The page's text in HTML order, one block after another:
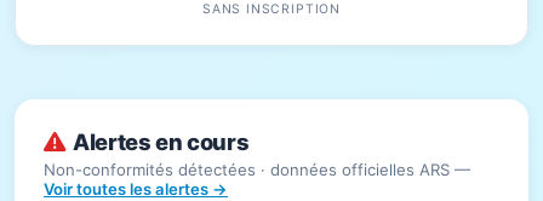
SANS INSCRIPTION
Alertes en cours
Non-conformités détectées · données officielles ARS —
Voir toutes les alertes →